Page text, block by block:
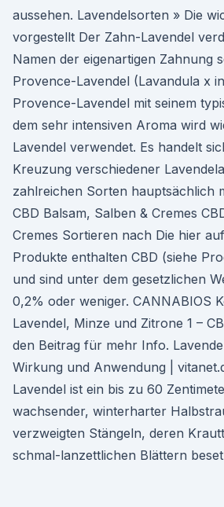
aussehen. Lavendelsorten » Die
vorgestellt Der Zahn-Lavendel
Namen der eigenartigen Zahnung
Provence-Lavendel (Lavandula x
Provence-Lavendel mit seinem
dem sehr intensiven Aroma wird
Lavendel verwendet. Es handelt
Kreuzung verschiedener
zahlreichen Sorten hauptsächlich
CBD Balsam, Salben & Cremes
Cremes Sortieren nach Die hier
Produkte enthalten CBD (siehe
und sind unter dem gesetzlichen
0,2% oder weniger. CANNABIOS
Lavendel, Minze und Zitrone 1 –
den Beitrag für mehr Info.
Wirkung und Anwendung |
Lavendel ist ein bis zu 60
wachsender, winterharter
verzweigten Stängeln, deren
schmal-lanzettlichen Blättern